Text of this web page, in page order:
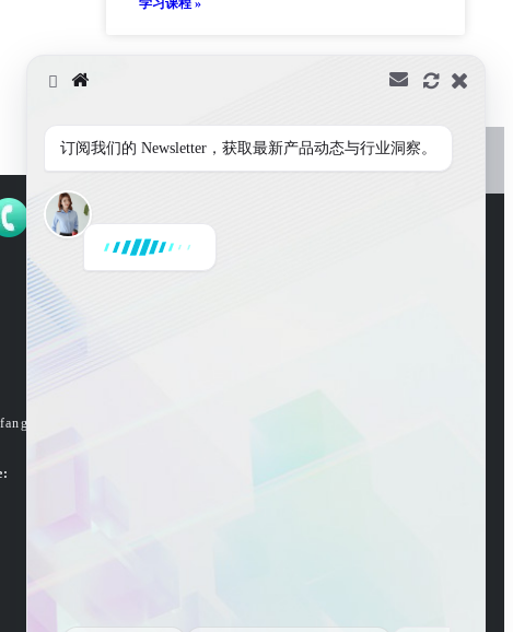
学习课程 »
Road, Pudong New
订阅我们的 Newsletter，获取最新产品动态与行业洞察。